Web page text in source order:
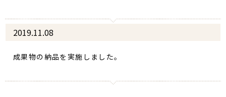
2019.11.08
成果物の納品を実施しました。